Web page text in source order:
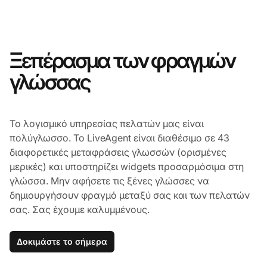
Ξεπέρασμα των φραγμών
γλώσσας
Το λογισμικό υπηρεσίας πελατών μας είναι
πολύγλωσσο. Το LiveAgent είναι διαθέσιμο σε 43
διαφορετικές μεταφράσεις γλωσσών (ορισμένες
μερικές) και υποστηρίζει widgets προσαρμόσιμα στη
γλώσσα. Μην αφήσετε τις ξένες γλώσσες να
δημιουργήσουν φραγμό μεταξύ σας και των πελατών
σας. Σας έχουμε καλυμμένους.
Δοκιμάστε το σήμερα